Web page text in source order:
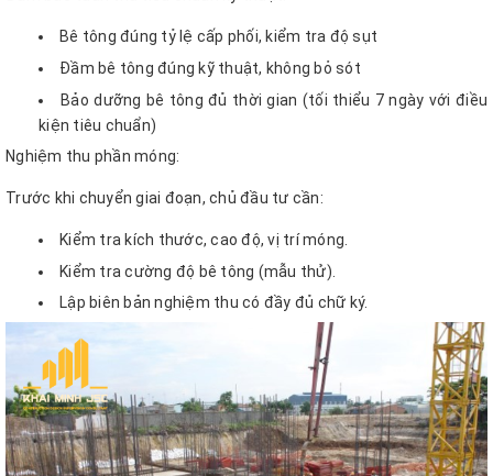
Bê tông đúng tỷ lệ cấp phối, kiểm tra độ sụt
Đầm bê tông đúng kỹ thuật, không bỏ sót
Bảo dưỡng bê tông đủ thời gian (tối thiểu 7 ngày với điều
kiện tiêu chuẩn)
Nghiệm thu phần móng:
Trước khi chuyển giai đoạn, chủ đầu tư cần:
Kiểm tra kích thước, cao độ, vị trí móng.
Kiểm tra cường độ bê tông (mẫu thử).
Lập biên bản nghiệm thu có đầy đủ chữ ký.